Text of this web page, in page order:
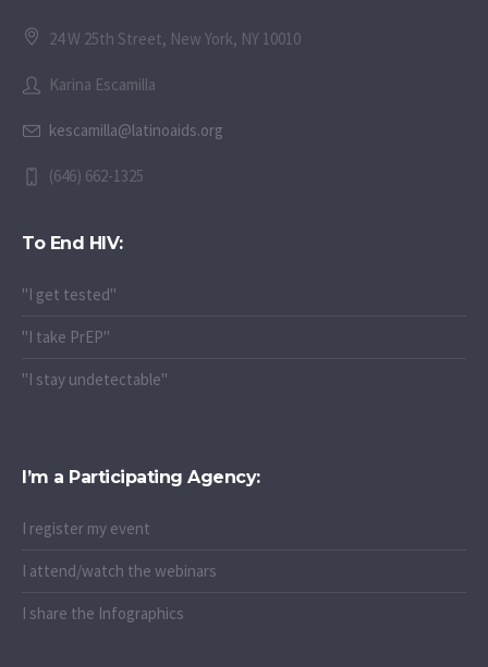
24 W 25th Street, New York, NY 10010
Karina Escamilla
kescamilla@latinoaids.org
(646) 662-1325
To End HIV:
"I get tested"
"I take PrEP"
"I stay undetectable"
I’m a Participating Agency:
I register my event
I attend/watch the webinars
I share the Infographics